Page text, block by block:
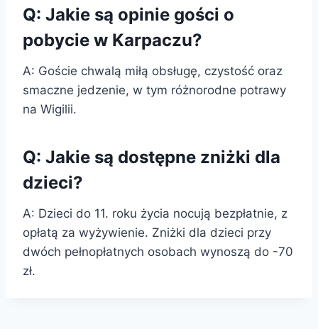
Q: Jakie są opinie gości o
pobycie w Karpaczu?
A: Goście chwalą miłą obsługę, czystość oraz
smaczne jedzenie, w tym różnorodne potrawy
na Wigilii.
Q: Jakie są dostępne zniżki dla
dzieci?
A: Dzieci do 11. roku życia nocują bezpłatnie, z
opłatą za wyżywienie. Zniżki dla dzieci przy
dwóch pełnopłatnych osobach wynoszą do -70
zł.